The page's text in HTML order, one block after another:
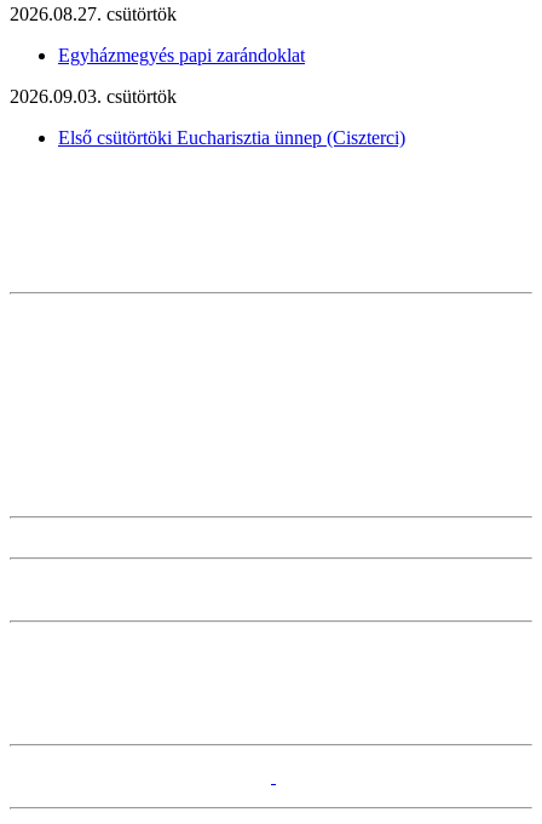
2026.08.27. csütörtök
Egyházmegyés papi zarándoklat
2026.09.03. csütörtök
Első csütörtöki Eucharisztia ünnep (Ciszterci)